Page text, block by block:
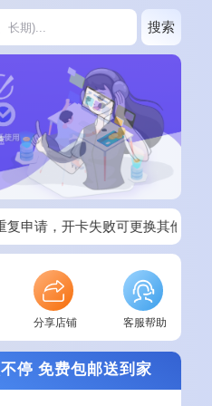
搜索
申请，开卡失败可更换其他套餐
分享店铺 客服帮助
停 免费包邮送到家